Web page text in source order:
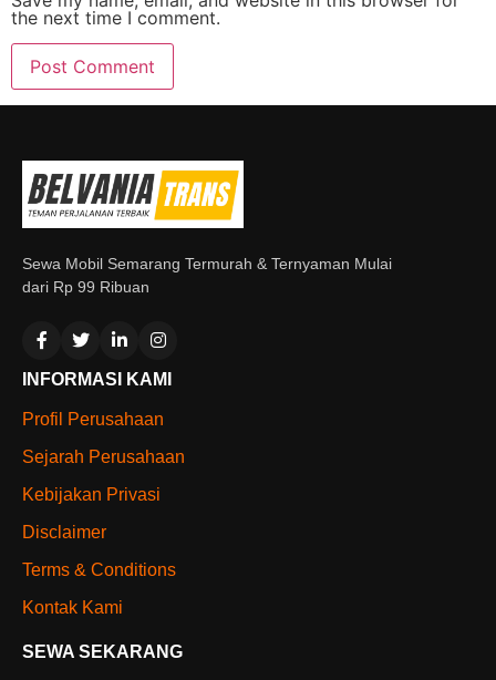
the next time I comment.
Sewa Mobil Semarang Termurah & Ternyaman Mulai
dari Rp 99 Ribuan
INFORMASI KAMI
Profil Perusahaan
Sejarah Perusahaan
Kebijakan Privasi
Disclaimer
Terms & Conditions
Kontak Kami
SEWA SEKARANG